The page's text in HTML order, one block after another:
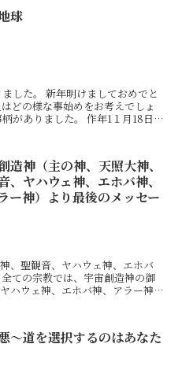
球
した。 新年明けましておめでと
どの様な事始めをお考えでしょ
がありました。 作年1１月18日、
造神（主の神、天照大神、
、ヤハウェ神、エホバ神、
ー神）より最後のメッセー
、聖観音、ヤハウェ神、エホバ
ての宗教では、宇宙創造神の御
ハウェ神、エホバ神、アラー神な
～道を選択するのはあなた